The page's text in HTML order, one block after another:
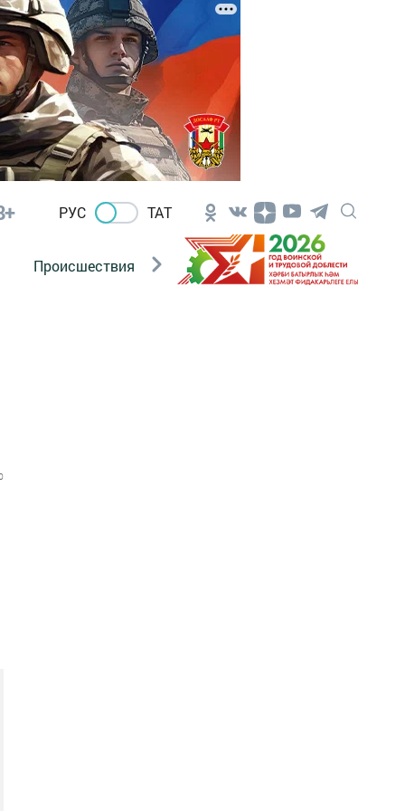
РУС ТАТ
Происшествия Новости Госавтоинспекции